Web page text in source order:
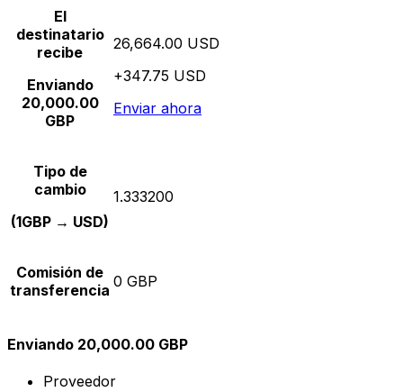
El
destinatario
recibe
Enviando
20,000.00
GBP
26,664.00 USD
+347.75 USD
Enviar ahora
Tipo de
cambio
(1GBP → USD)
1.333200
Comisión de
transferencia 0 GBP
Enviando 20,000.00 GBP
Proveedor